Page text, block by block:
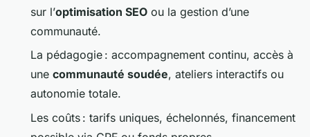
sur l’optimisation SEO ou la gestion d’une
communauté.
La pédagogie : accompagnement continu, accès à
une communauté soudée, ateliers interactifs ou
autonomie totale.
Les coûts : tarifs uniques, échelonnés, financement